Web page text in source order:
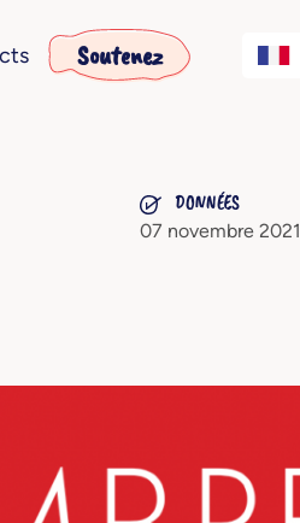
Soutenez
DONNÉES
07 novembre 2021